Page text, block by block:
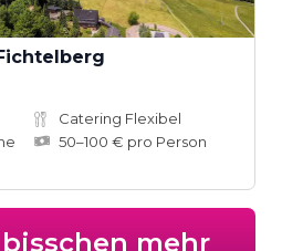
Catering Flexibel
50–100 € pro Person
mehr